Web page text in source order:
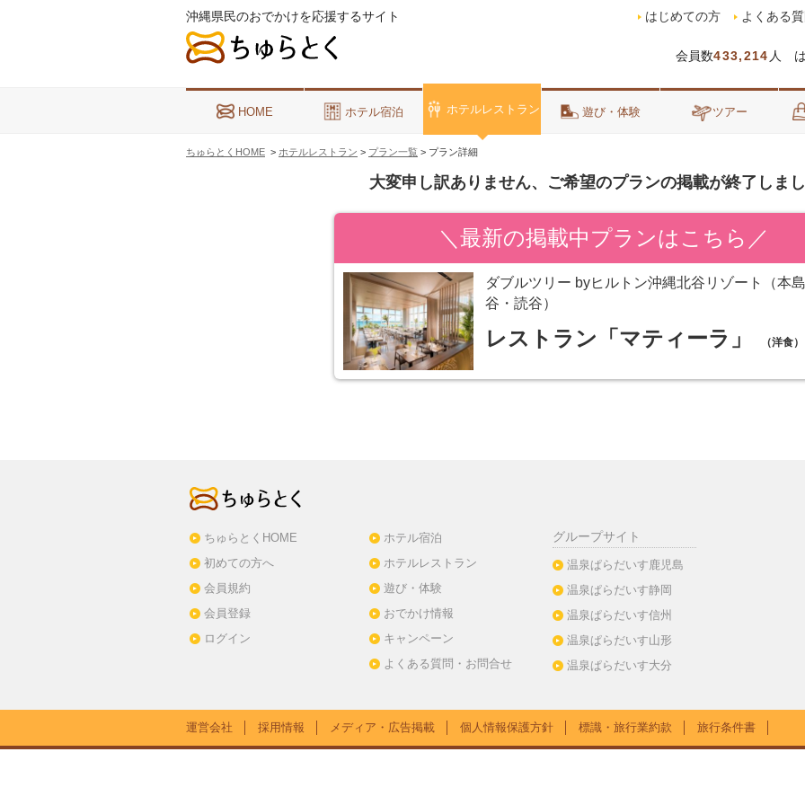
沖縄県民のおでかけを応援するサイト
会員数433,214 人 は
はじめての方 よくある
HOME ホテル宿泊 ホテルレストラン 遊び・体験 ツアー
ちゅらとくHOME > ホテルレストラン > プラン一覧 > プラン詳細
大変申し訳ありません、ご希望のプランの掲載が終了しまし
＼最新の掲載中プランはこちら／
ダブルツリー byヒルトン沖縄北谷リゾート（本
谷・読谷）
レストラン「マティーラ」 （洋食）
ちゅらとくHOME
初めての方へ
会員規約
会員登録
ログイン
ホテル宿泊
ホテルレストラン
遊び・体験
おでかけ情報
キャンペーン
よくある質問・お問合せ
グループサイト
温泉ぱらだいす鹿児島
温泉ぱらだいす静岡
温泉ぱらだいす信州
温泉ぱらだいす山形
温泉ぱらだいす大分
運営会社 採用情報 メディア・広告掲載 個人情報保護方針 標識・旅行業約款 旅行条件書